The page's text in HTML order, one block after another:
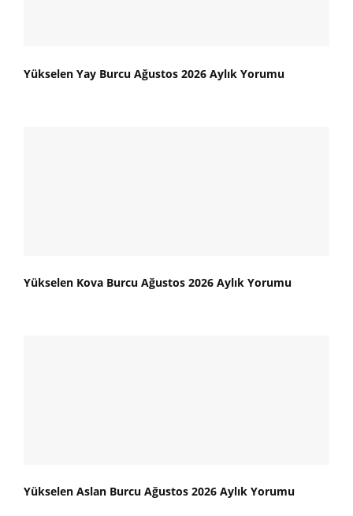
Yükselen Yay Burcu Ağustos 2026 Aylık Yorumu
Yükselen Kova Burcu Ağustos 2026 Aylık Yorumu
Yükselen Aslan Burcu Ağustos 2026 Aylık Yorumu